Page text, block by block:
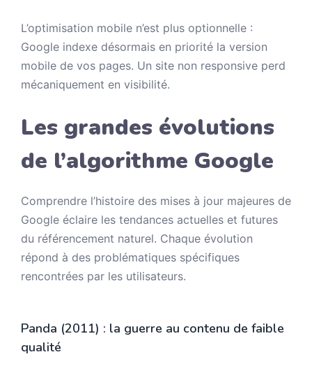
L’optimisation mobile n’est plus optionnelle :
Google indexe désormais en priorité la version
mobile de vos pages. Un site non responsive perd
mécaniquement en visibilité.
Les grandes évolutions
de l’algorithme Google
Comprendre l’histoire des mises à jour majeures de
Google éclaire les tendances actuelles et futures
du référencement naturel. Chaque évolution
répond à des problématiques spécifiques
rencontrées par les utilisateurs.
Panda (2011) : la guerre au contenu de faible
qualité